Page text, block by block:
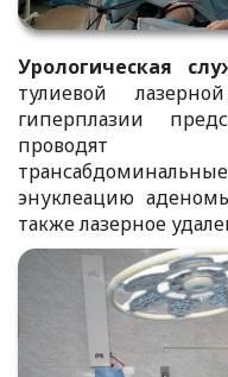
Урологическая
тулиевой
гиперплазии
проводят
энуклеацию
также лазерное